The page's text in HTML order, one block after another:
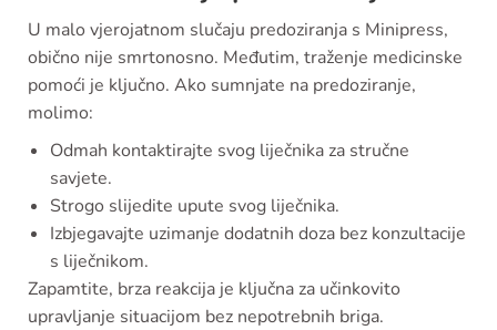
U malo vjerojatnom slučaju predoziranja s Minipress,
obično nije smrtonosno. Međutim, traženje medicinske
pomoći je ključno. Ako sumnjate na predoziranje,
molimo:
Odmah kontaktirajte svog liječnika za stručne
savjete.
Strogo slijedite upute svog liječnika.
Izbjegavajte uzimanje dodatnih doza bez konzultacije
s liječnikom.
Zapamtite, brza reakcija je ključna za učinkovito
upravljanje situacijom bez nepotrebnih briga.